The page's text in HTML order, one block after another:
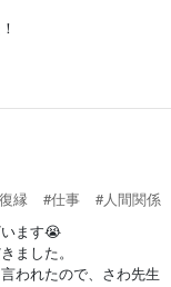
縁 #仕事
#人間関係
ます😭
ました。
われたので、さわ先生